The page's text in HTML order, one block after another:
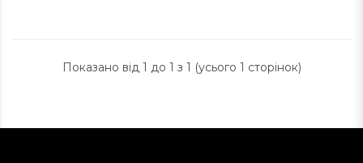
Показано від 1 до 1 з 1 (усього 1 сторінок)